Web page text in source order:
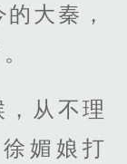
大秦，
从不理
媚娘打